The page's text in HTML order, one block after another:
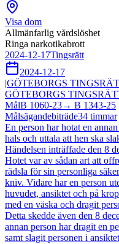
Visa dom
Allmänfarlig vårdslöshet
Ringa narkotikabrott
2024-12-17Tingsrätt
2024-12-17
|GÖTEBORGS
GÖTEBORGS
MålB 1060-23→ B 1343-25
Målsägandebiträde34 timmar
En person har hotat en
hals och uttala att hen ska
Händelsen inträffade den 8
Hotet var av sådan art att
rädsla för sin personliga
kniv. Vidare har en person
huvudet, ansiktet och på
med en väska och dragit
Detta skedde även den 8
annan person har dragit en
samt slagit personen i